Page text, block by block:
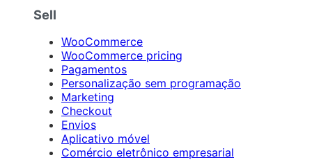
Sell
WooCommerce
WooCommerce pricing
Pagamentos
Personalização sem programação
Marketing
Checkout
Envios
Aplicativo móvel
Comércio eletrônico empresarial